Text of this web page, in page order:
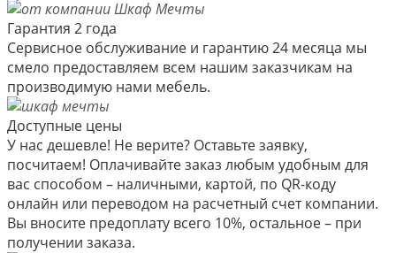
Гарантия 2 года
Сервисное обслуживание и гарантию 24 месяца мы
смело предоставляем всем нашим заказчикам на
производимую нами мебель.
Доступные цены
У нас дешевле! Не верите? Оставьте заявку,
посчитаем! Оплачивайте заказ любым удобным для
вас способом – наличными, картой, по QR-коду
онлайн или переводом на расчетный счет компании.
Вы вносите предоплату всего 10%, остальное – при
получении заказа.